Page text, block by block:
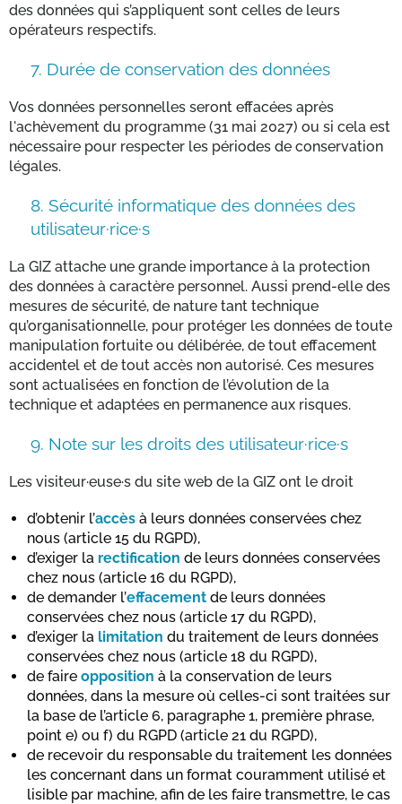
des données qui s’appliquent sont celles de leurs
opérateurs respectifs.
7. Durée de conservation des données
Vos données personnelles seront effacées après
l'achèvement du programme (31 mai 2027) ou si cela est
nécessaire pour respecter les périodes de conservation
légales.
8. Sécurité informatique des données des
utilisateur·rice·s
La GIZ attache une grande importance à la protection
des données à caractère personnel. Aussi prend-elle des
mesures de sécurité, de nature tant technique
qu’organisationnelle, pour protéger les données de toute
manipulation fortuite ou délibérée, de tout effacement
accidentel et de tout accès non autorisé. Ces mesures
sont actualisées en fonction de l’évolution de la
technique et adaptées en permanence aux risques.
9. Note sur les droits des utilisateur·rice·s
Les visiteur·euse·s du site web de la GIZ ont le droit
d’obtenir l’accès à leurs données conservées chez
nous (article 15 du RGPD),
d’exiger la rectification de leurs données conservées
chez nous (article 16 du RGPD),
de demander l’effacement de leurs données
conservées chez nous (article 17 du RGPD),
d’exiger la limitation du traitement de leurs données
conservées chez nous (article 18 du RGPD),
de faire opposition à la conservation de leurs
données, dans la mesure où celles-ci sont traitées sur
la base de l’article 6, paragraphe 1, première phrase,
point e) ou f) du RGPD (article 21 du RGPD),
de recevoir du responsable du traitement les données
les concernant dans un format couramment utilisé et
lisible par machine, afin de les faire transmettre, le cas